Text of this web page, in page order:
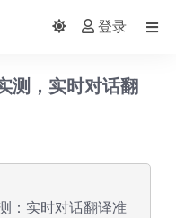
登录
测，实时对话翻
：实时对话翻译准